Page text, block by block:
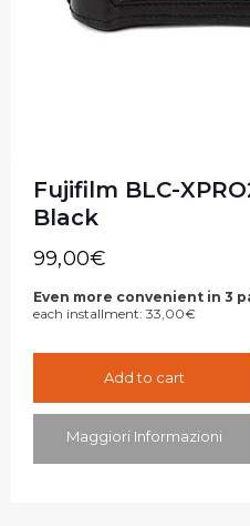
Fujifilm BLC-
Black
99,00€
Even more convenient in 3
each installment: 33,00€
Add to cart
Maggiori Informazioni